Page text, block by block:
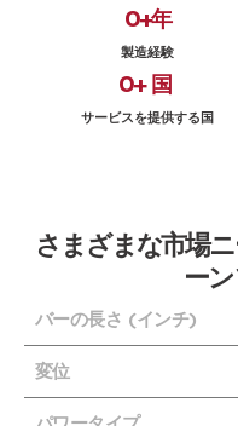
製造経験
0+年
サービスを提供する国
0+ 国
さまざまな市場
ー